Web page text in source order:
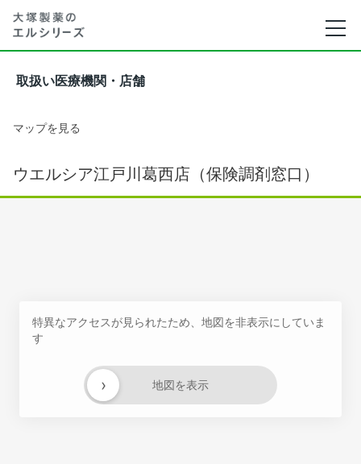
取扱い医療機関・店舗
マップを見る
ウエルシア江戸川葛西店（保険調剤窓口）
特異なアクセスが見られたため、地図を非表示にしていま
す
地図を表示
›